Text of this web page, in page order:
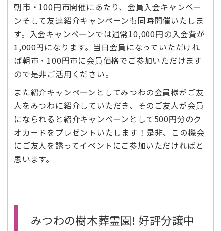
朝市・100円市開催にあたり、会員入会キャンペー
ンそして友達紹介キャンペーンも同時開催いたしま
す。入会キャンペーンでは通常10,000円の入会費が
1,000円になります。当日会員になっていただけれ
ば朝市・100円市に会員価格でご参加いただけます
ので是非ご活用ください。
また紹介キャンペーンとしてみつわの会員様がご友
人をみつわに紹介していただき、そのご友人が会員
になられると紹介キャンペーンとして500円分のク
オカードをプレゼントいたします！是非、この機会
にご友人を誘ってイベントにご参加いただければと
思います。
みつわの樹木葬霊園! 好評分譲中